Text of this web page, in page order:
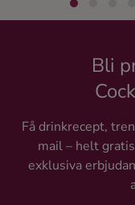
Bli
Få drinkrecept,
mail – helt
exklusiva